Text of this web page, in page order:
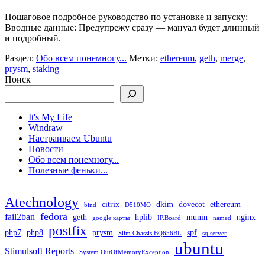
Поша­го­вое подроб­ное руко­вод­ство по уста­нов­ке и запус­ку:
Ввод­ные дан­ные: Пре­ду­пре­жу сра­зу — ману­ал будет длин­ный
и подроб­ный.
Раздел: Обо всем понемногу... Метки: ethereum, geth, merge,
prysm, staking
Поиск
It's My Life
Windraw
Настраиваем Ubuntu
Новости
Обо всем понемногу...
Полезные феньки...
Atechnology bind citrix D510MO dkim dovecot ethereum
fail2ban fedora geth google карты hplib IP.Board munin named
nginx
php7 php8 postfix prysm Slim Chassis BQ656BL spf sqlserver
Stimulsoft Reports System.OutOfMemoryException ubuntu